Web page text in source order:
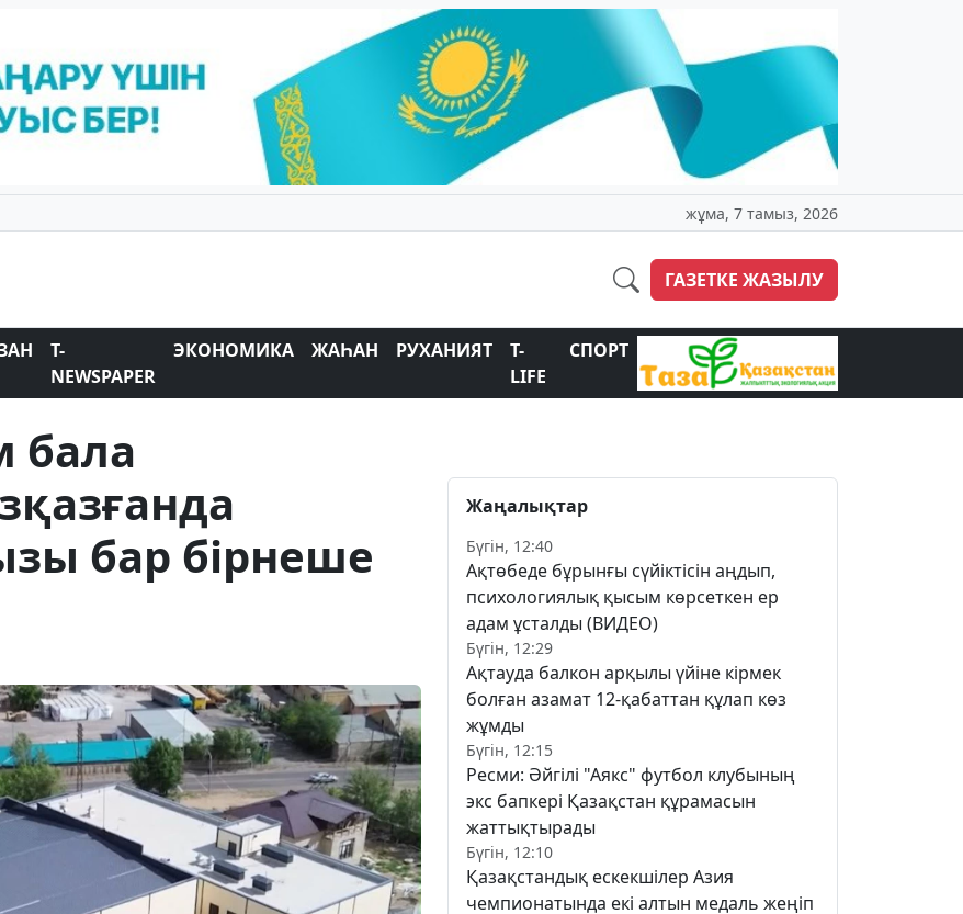
жұма, 7 тамыз, 2026
ГАЗЕТКЕ ЖАЗЫЛУ
T-
NEWSPAPER
ЭКОНОМИКА ЖАҺАН РУХАНИЯТ
T-
LIFE
СПОРТ
бала
бар бірнеше
Жаңалықтар
Бүгін, 12:40
Ақтөбеде бұрынғы сүйіктісін аңдып,
психологиялық қысым көрсеткен ер
адам ұсталды (ВИДЕО)
Бүгін, 12:29
Ақтауда балкон арқылы үйіне кірмек
болған азамат 12-қабаттан құлап көз
жұмды
Бүгін, 12:15
Ресми: Әйгілі "Аякс" футбол клубының
экс бапкері Қазақстан құрамасын
жаттықтырады
Бүгін, 12:10
Қазақстандық ескекшілер Азия
чемпионатында екі алтын медаль жеңіп